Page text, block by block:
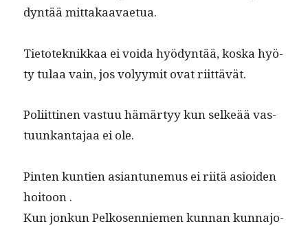
dyn­tää mittakaavaetua.
Tietoteknikkaa ei voi­da hyö­dyn­tää, kos­ka hyö­
ty tulaa vain, jos volyymit ovat riittävät.
Poli­it­ti­nen vas­tuu hämär­tyy kun selkeää vas­
tu­unkan­ta­jaa ei ole.
Pin­ten kun­tien asiantune­mus ei riitä asioiden
hoitoon .
Kun jonkun Pelkosen­niemen kun­nan kun­na­jo­